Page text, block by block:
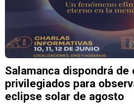
Salamanca dispondrá
privilegiados para
eclipse solar de agosto